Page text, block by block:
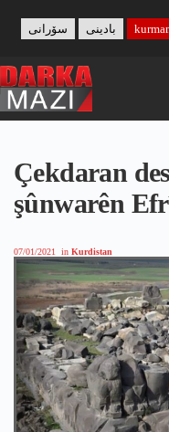
content
بادینی سۆرانی
Çekdaran
şûnwarên
07/01/2021 in Kurdistan